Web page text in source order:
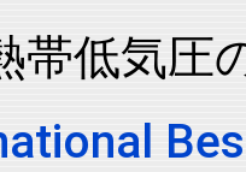
55 EP MM
55 EP MM
帯低気圧